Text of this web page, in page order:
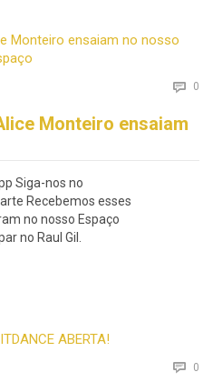
 0
Monteiro ensaiam
Siga-nos no
Recebemos esses
no nosso Espaço
no Raul Gil.
 0